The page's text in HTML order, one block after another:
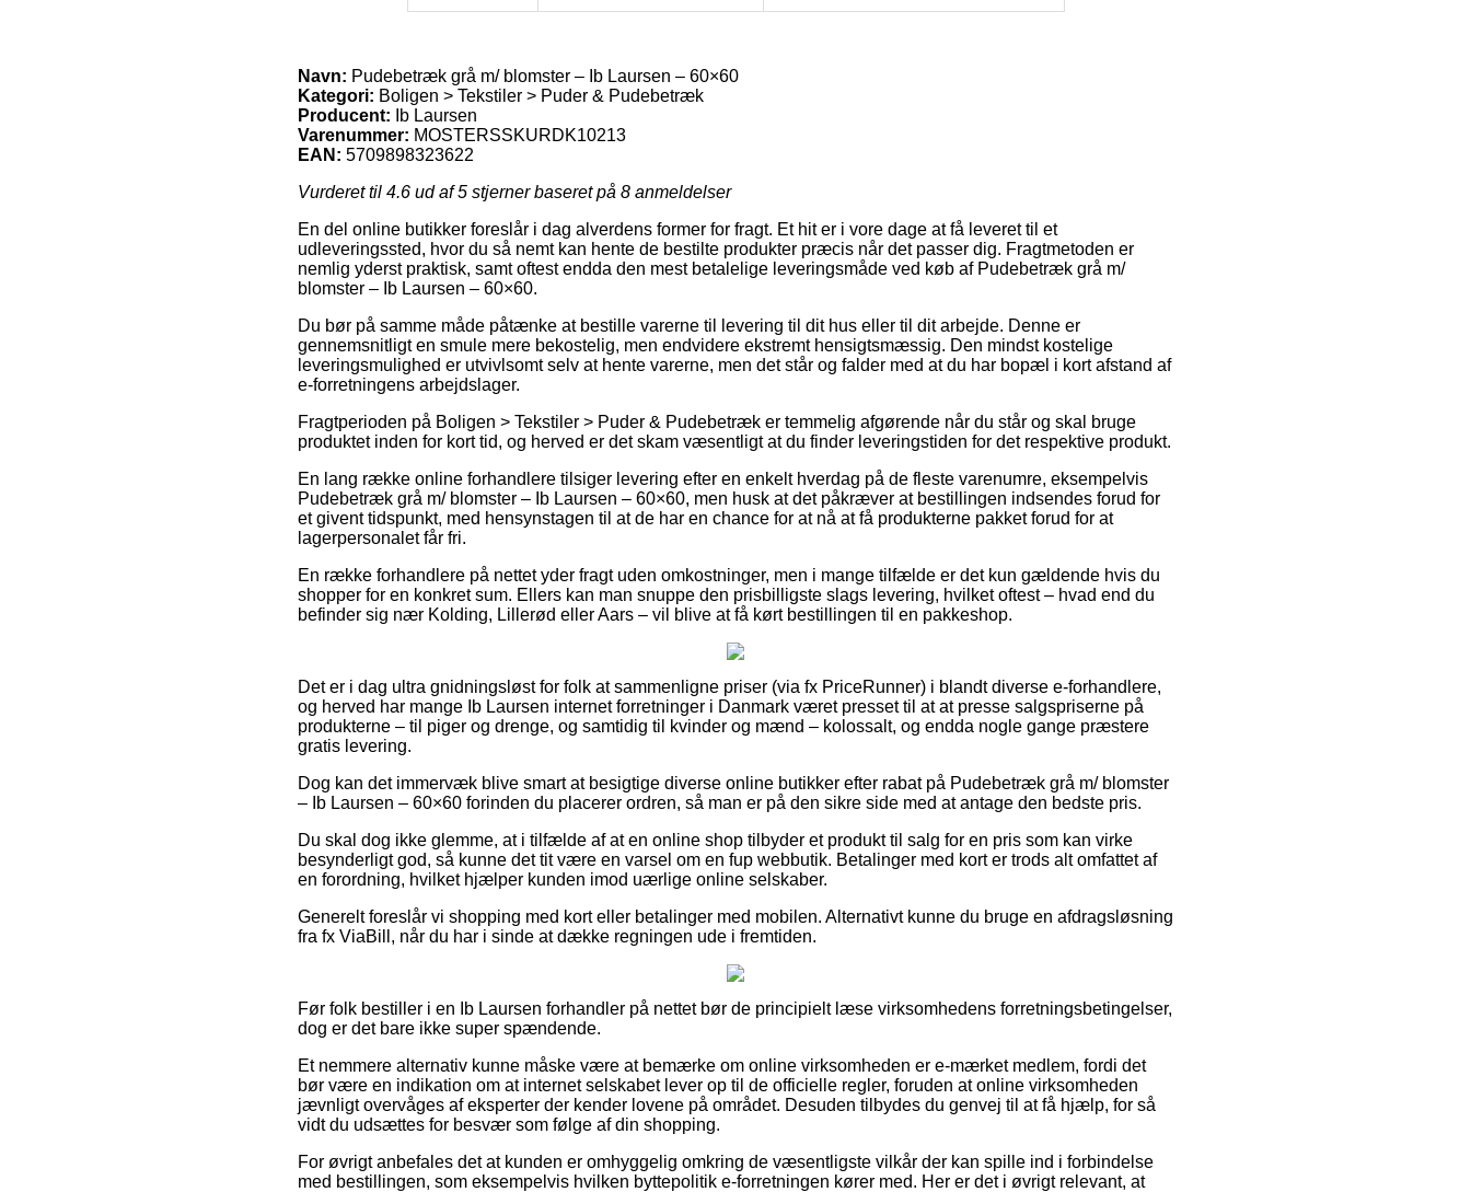
Navn: Pudebetræk grå m/ blomster – Ib Laursen – 60×60
Kategori: Boligen > Tekstiler > Puder & Pudebetræk
Producent:
Ib Laursen
Varenummer: MOSTERSSKURDK10213
EAN: 5709898323622
Vurderet til 4.6 ud af 5 stjerner baseret på 8 anmeldelser
En del online butikker foreslår i dag alverdens former for fragt. Et hit er i vore dage at få leveret til et
udleveringssted, hvor du så nemt kan hente de bestilte produkter præcis når det passer dig. Fragtmetoden er
nemlig yderst praktisk, samt oftest endda den mest betalelige leveringsmåde ved køb af Pudebetræk grå m/
blomster – Ib Laursen – 60×60.
Du bør på samme måde påtænke at bestille varerne til levering til dit hus eller til dit arbejde. Denne er
gennemsnitligt en smule mere bekostelig, men endvidere ekstremt hensigtsmæssig. Den mindst kostelige
leveringsmulighed er utvivlsomt selv at hente varerne, men det står og falder med at du har bopæl i kort afstand af
e-forretningens arbejdslager.
Fragtperioden på Boligen > Tekstiler > Puder & Pudebetræk er temmelig afgørende når du står og skal bruge
produktet inden for kort tid, og herved er det skam væsentligt at du finder leveringstiden for det respektive produkt.
En lang række online forhandlere tilsiger levering efter en enkelt hverdag på de fleste varenumre, eksempelvis
Pudebetræk grå m/ blomster – Ib Laursen – 60×60, men husk at det påkræver at bestillingen indsendes forud for
et givent tidspunkt, med hensynstagen til at de har en chance for at nå at få produkterne pakket forud for at
lagerpersonalet får fri.
En række forhandlere på nettet yder fragt uden omkostninger, men i mange tilfælde er det kun gældende hvis du
shopper for en konkret sum. Ellers kan man snuppe den prisbilligste slags levering, hvilket oftest – hvad end du
befinder sig nær Kolding, Lillerød eller Aars – vil blive at få kørt bestillingen til en pakkeshop.
Det er i dag ultra gnidningsløst for folk at sammenligne priser (via fx PriceRunner) i blandt diverse e-forhandlere,
og herved har mange Ib Laursen internet forretninger i Danmark været presset til at at presse salgspriserne på
produkterne – til piger og drenge, og samtidig til kvinder og mænd – kolossalt, og endda nogle gange præstere
gratis levering.
Dog kan det immervæk blive smart at besigtige diverse online butikker efter rabat på Pudebetræk grå m/ blomster
– Ib Laursen – 60×60 forinden du placerer ordren, så man er på den sikre side med at antage den bedste pris.
Du skal dog ikke glemme, at i tilfælde af at en online shop tilbyder et produkt til salg for en pris som kan virke
besynderligt god, så kunne det tit være en varsel om en fup webbutik. Betalinger med kort er trods alt omfattet af
en forordning, hvilket hjælper kunden imod uærlige online selskaber.
Generelt foreslår vi shopping med kort eller betalinger med mobilen. Alternativt kunne du bruge en afdragsløsning
fra fx ViaBill, når du har i sinde at dække regningen ude i fremtiden.
Før folk bestiller i en Ib Laursen forhandler på nettet bør de principielt læse virksomhedens forretningsbetingelser,
dog er det bare ikke super spændende.
Et nemmere alternativ kunne måske være at bemærke om online virksomheden er e-mærket medlem, fordi det
bør være en indikation om at internet selskabet lever op til de officielle regler, foruden at online virksomheden
jævnligt overvåges af eksperter der kender lovene på området. Desuden tilbydes du genvej til at få hjælp, for så
vidt du udsættes for besvær som følge af din shopping.
For øvrigt anbefales det at kunden er omhyggelig omkring de væsentligste vilkår der kan spille ind i forbindelse
med bestillingen, som eksempelvis hvilken byttepolitik e-forretningen kører med. Her er det i øvrigt relevant, at